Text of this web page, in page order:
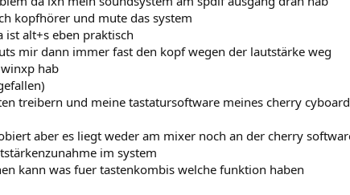
kopfhörer und mute das system
ist alt+s eben praktisch
mir dann immer fast den kopf wegen der lautstärke weg
hab
treibern und meine tastatursoftware meines cherry
aber es liegt weder am mixer noch an der cherry
im system
kann was fuer tastenkombis welche funktion haben